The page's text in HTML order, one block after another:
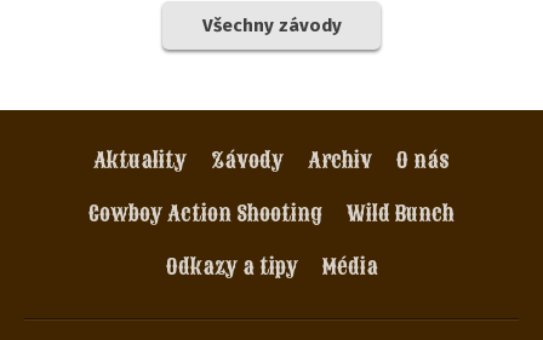
Všechny závody
Aktuality Závody Archiv
O nás
Cowboy Action Shooting
Wild Bunch
Odkazy a tipy
Média